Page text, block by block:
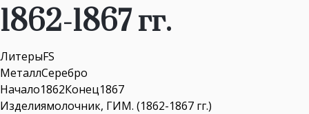
1862-1867 гг.
ЛитерыFS
МеталлСеребро
Начало1862Конец1867
Изделиямолочник, ГИМ. (1862-1867 гг.)